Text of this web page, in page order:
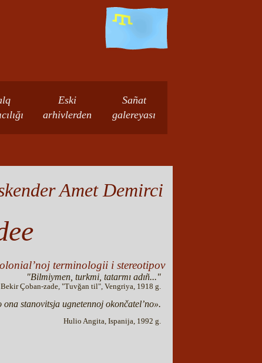
Eski
arhivlerden
Sañat
galereyası
Amet Demirci
terminologii i stereotipov
"Bilmiymen, turkmi, tatarmı adıñ..."
Bekir Çoban-zade, "Tuvğan til", Vengriya, 1918 g.
stanovitsja ugnetennoj okončatel’no».
Hulio Angita, Ispanija, 1992 g.